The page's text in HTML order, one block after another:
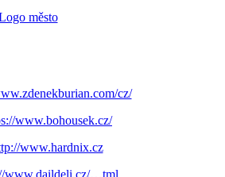
cz/
www.bohousek.cz/
www.hardnix.cz
www.daildeli.cz/…tml